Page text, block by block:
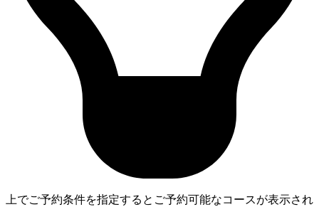
上でご予約条件を指定するとご予約可能なコースが表示され